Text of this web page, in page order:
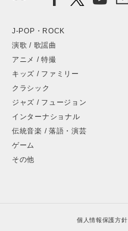
J-POP・ROCK
演歌 / 歌謡曲
アニメ / 特撮
キッズ / ファミリー
クラシック
ジャズ / フュージョン
インターナショナル
伝統音楽 / 落語・演芸
ゲーム
その他
個人情報保護方針